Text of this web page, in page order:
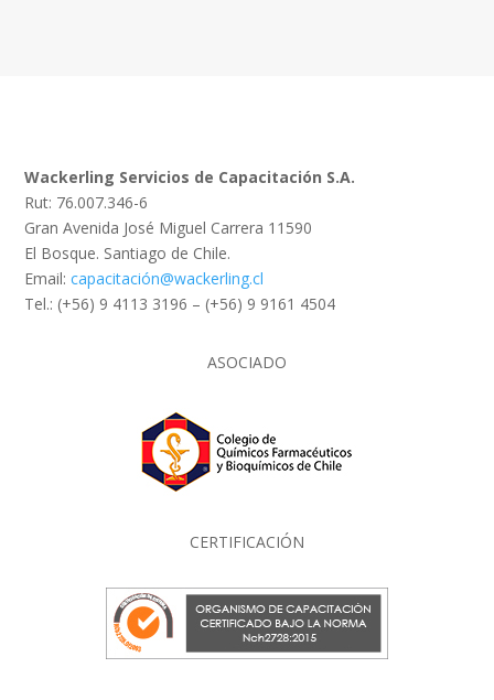
Wackerling Servicios de Capacitación S.A.
Rut: 76.007.346-6
Gran Avenida José Miguel Carrera 11590
El Bosque. Santiago de Chile.
Email:capacitación@wackerling.cl
Tel.: (+56) 9 4113 3196 – (+56) 9 9161 4504
ASOCIADO
CERTIFICACIÓN